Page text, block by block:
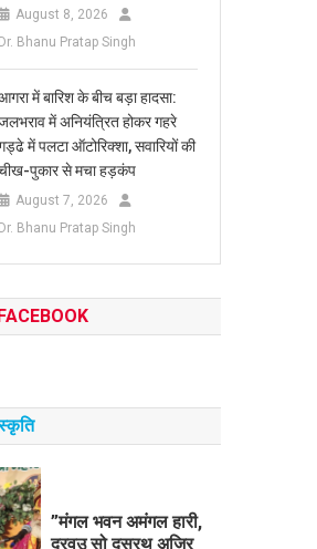
August 8, 2026
Dr. Bhanu Pratap Singh
में बारिश के बीच बड़ा हादसा:
में अनियंत्रित होकर गहरे
में पलटा ऑटोरिक्शा, सवारियों की
पुकार से मचा हड़कंप
August 7, 2026
Dr. Bhanu Pratap Singh
​”मंगल भवन अमंगल हारी,
द्रवउ सो दसरथ अजिर